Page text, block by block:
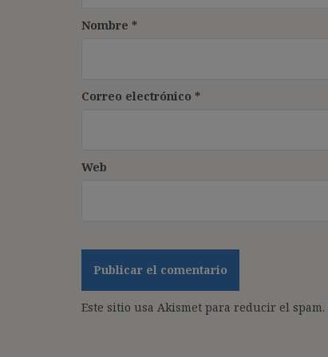
Nombre *
Correo electrónico *
Web
Este sitio usa Akismet para reducir el spam.